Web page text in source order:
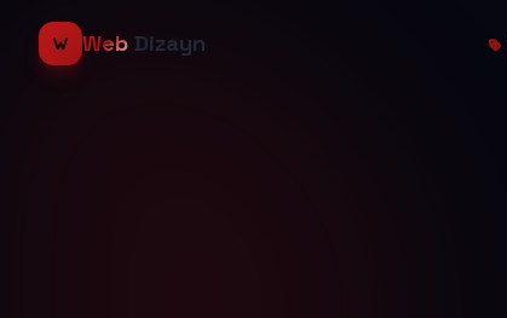
Web Dizayn